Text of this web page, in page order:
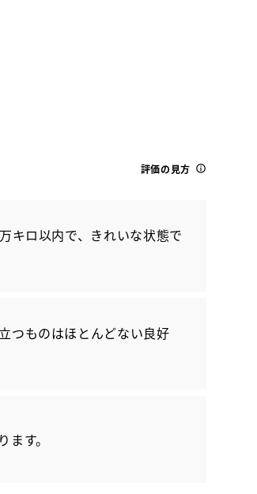
各種お問い合わせ
評価の見方
キロ以内で、きれいな状態で
つものはほとんどない良好
す。